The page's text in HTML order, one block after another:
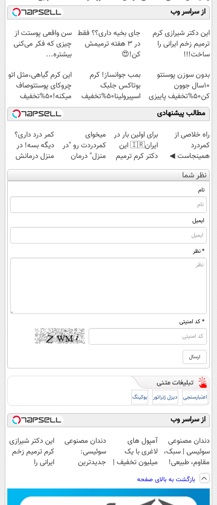
نابودکننده انواع
حشرات خانگی و
آفات
کنید!
◗پرسش‌نامه◖
ازبین‌برنده انواع
عنکبوت
میلیاردر شد.
آموزش رایگان
از سراسر وب
این دکتر شیرازی کرم
ترمیم زخم ایرانی را
ساخت!!!
جای بخیه داری؟؟ فقط
در 3 هفته ترمیمش
کن!😍
سن واقعی پوستت از
چیزی که فکر می‌کنی
بیشتره...
بدون سوزن پوستتو
10سال جوون
کن50%تخفیف پاییزی
بمب جوانساز! کرم
بوتاکس جلبک
اسپیرولینا50%تخفیف
این کرم گیاهی،مثل اتو
چروکای پوستتوصاف
میکنه!50%تخفیف
مطالب پیشنهادی
‌راه خلاصی از
کمردرد
همینجاست ◀
فقط کافیه فرم
رو پر کنی!
برای اولین بار در
ایران🇮🇷 این
دکتر کرم ترمیم
کننده 23 روزه
ساخت!
میخوای
کمردردت رو "در
منزل" درمان
کنی؟ (◂فیلم +
◂پرسش‌نامه)
کمر درد داری؟
دیگه بسه! در
منزل درمانش
کن
(◀پرسش‌نامه)
نظر شما
نام
ایمیل
* نظر
* کد امنیتی
اعتبارسنجی دیزل ژنراتور بوکینگ
از سراسر وب
دندان مصنوعی
سوئیسی | سبک،
مقاوم، طبیعی!
ویزیت
رایگان+پرداخت
اقساطی😍
آمپول های
لاغری با یک
میلیون تخفیف |
داروخانه های
معتبر
دندان مصنوعی
سوئیسی:
جدیدترین
پرداخت قسطی
این دکتر شیرازی
کرم ترمیم زخم
ایرانی را
بازگشت به بالای صفحه